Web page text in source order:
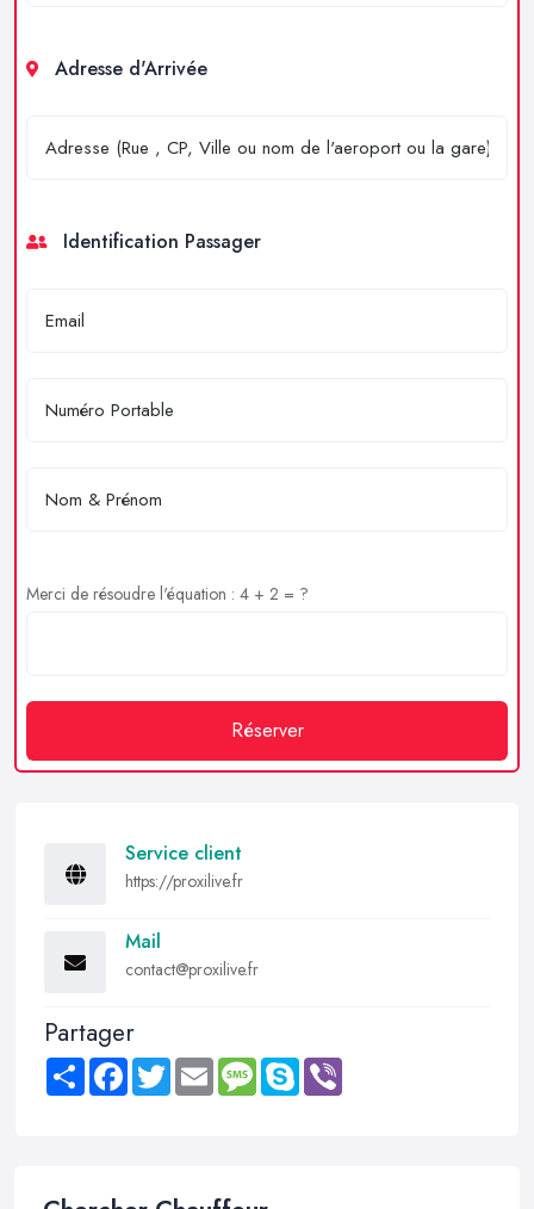
Adresse d'Arrivée
Identification Passager
Merci de résoudre l'équation : 4 + 2 = ?
Réserver
Service client
https://proxilive.fr
Mail
contact@proxilive.fr
Partager
Share FacebookTwitter Email MessageSkype